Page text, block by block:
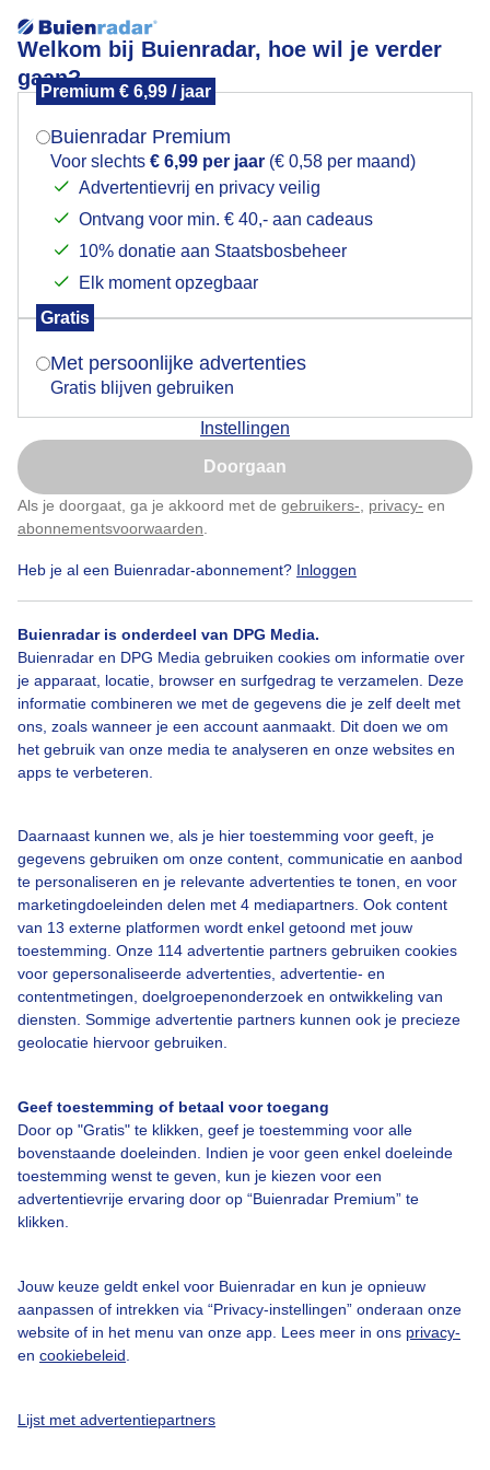
Welkom bij Buienradar, hoe wil je verder
gaan?
Premium € 6,99 / jaar
Buienradar Premium
Voor slechts € 6,99 per jaar (€ 0,58 per maand)
Advertentievrij en privacy veilig
Ontvang voor min. € 40,- aan cadeaus
10% donatie aan Staatsbosbeheer
Elk moment opzegbaar
Gratis
Met persoonlijke advertenties
Gratis blijven gebruiken
Instellingen
Doorgaan
Als je doorgaat, ga je akkoord met de gebruikers- privacy- en
abonnementsvoorwaarden
Heb je al een Buienradar-abonnement? Inloggen
Buienradar is onderdeel van DPG Media.
Buienradar en DPG Media gebruiken cookies om informatie over
je apparaat, locatie, browser en surfgedrag te verzamelen. Deze
informatie combineren we met de gegevens die je zelf deelt met
ons, zoals wanneer je een account aanmaakt. Dit doen we om
het gebruik van onze media te analyseren en onze websites en
apps te verbeteren.
Daarnaast kunnen we, als je hier toestemming voor geeft, je
gegevens gebruiken om onze content, communicatie en aanbod
te personaliseren en je relevante advertenties te tonen, en voor
marketingdoeleinden delen met 4 mediapartners. Ook content
van 13 externe platformen wordt enkel getoond met jouw
toestemming. Onze 114 advertentie partners gebruiken cookies
voor gepersonaliseerde advertenties, advertentie- en
contentmetingen, doelgroepenonderzoek en ontwikkeling van
diensten. Sommige advertentie partners kunnen ook je precieze
geolocatie hiervoor gebruiken.
Geef toestemming of betaal voor toegang
Door op "Gratis" te klikken, geef je toestemming voor alle
bovenstaande doeleinden. Indien je voor geen enkel doeleinde
toestemming wenst te geven, kun je kiezen voor een
advertentievrije ervaring door op “Buienradar Premium” te
klikken.
Jouw keuze geldt enkel voor Buienradar en kun je opnieuw
aanpassen of intrekken via “Privacy-instellingen” onderaan onze
website of in het menu van onze app. Lees meer in ons privacy-
en cookiebeleid
Lijst met advertentiepartners
mosterdzaad in bloei
Door: Piet Grim
Bekijk slideshow
Een moment geduld aub...
Over Buienradar
Contact
Toegankelijkheid
Gebruikersvoorwaarden
Buienradar Team
Privacy beleid
Cookie beleid
Gratis weerdata
Mogen we je locatie gebruiken voor het
Indien je hier nog geen akkoord op hebt gegeven,
verschijnt er zo een pop-up uit je browser waarin
Is goed, toon de popup
Nu niet, misschien later
Klik hierom dit aan te passen